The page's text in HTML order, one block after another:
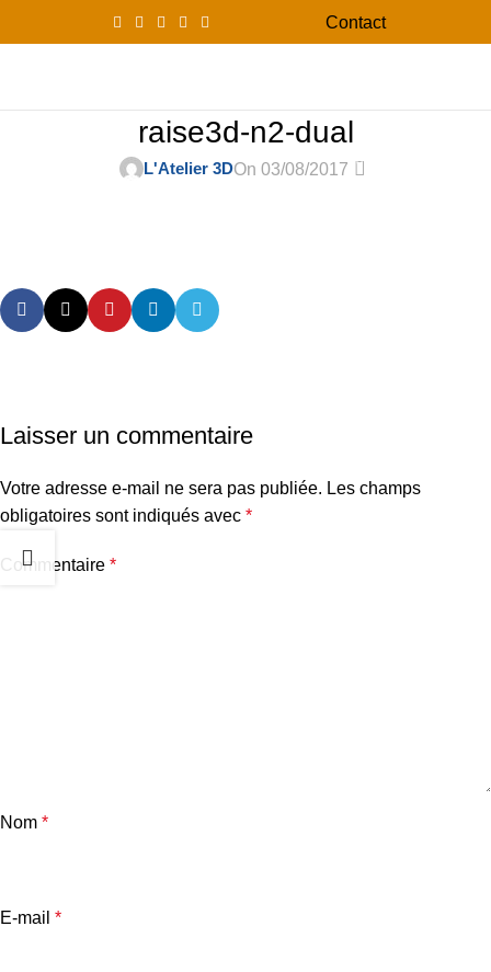
Contact
raise3d-n2-dual
L'Atelier 3DOn 03/08/2017 0
Laisser un commentaire
Votre adresse e-mail ne sera pas publiée. Les champs
obligatoires sont indiqués avec *
Commentaire *
Nom *
E-mail *